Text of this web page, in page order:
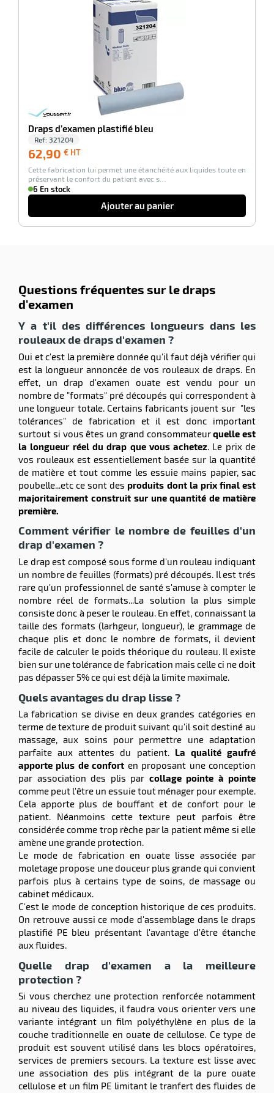
Draps d’examen plastifié bleu
Ref: 321204
62,90 € HT
HT
Cette fabrication lui permet une étanchéité aux liquides toute en
préservant le confort du patient avec s…
6 En stock
Ajouter au panier
Questions fréquentes sur le draps
d'examen
Y a t'il des différences longueurs dans les
rouleaux de draps d'examen ?
Oui et c'est la première donnée qu'il faut déjà vérifier qui
est la longueur annoncée de vos rouleaux de draps. En
effet, un drap d'examen ouate est vendu pour un
nombre de "formats" pré découpés qui correspondent à
une longueur totale. Certains fabricants jouent sur "les
tolérances" de fabrication et il est donc important
surtout si vous êtes un grand consommateurquelle est
la longueur réel du drap que vous achetez. Le prix de
vos rouleaux est essentiellement basée sur la quantité
de matière et tout comme les essuie mains papier, sac
poubelle...etc ce sont des produits dont la prix final est
majoritairement construit sur une quantité de matière
première.
Comment vérifier le nombre de feuilles d'un
drap d'examen ?
Le drap est composé sous forme d'un rouleau indiquant
un nombre de feuilles (formats) pré découpés. Il est trés
rare qu'un professionnel de santé s'amuse à compter le
nombre réel de formats...La solution la plus simple
consiste donc à peser le rouleau. En effet, connaissant la
taille des formats (larhgeur, longueur), le grammage de
chaque plis et donc le nombre de formats, il devient
facile de calculer le poids théorique du rouleau. Il existe
bien sur une tolérance de fabrication mais celle ci ne doit
pas dépasser 5% ce qui est déjà la limite maximale.
Quels avantages du drap lisse ?
La fabrication se divise en deux grandes catégories en
terme de texture de produit suivant qu'il soit destiné au
massage, aux soins pour permettre une adaptation
parfaite aux attentes du patient. La qualité gaufré
apporte plus de confort en proposant une conception
par association des plis par collage pointe à pointe
comme peut l'être un essuie tout ménager pour exemple.
Cela apporte plus de bouffant et de confort pour le
patient. Néanmoins cette texture peut parfois être
considérée comme trop rèche par la patient même si elle
amène une grande protection.
Le mode de fabrication en ouate lisse associée par
moletage propose une douceur plus grande qui convient
parfois plus à certains type de soins, de massage ou
cabinet médicaux.
C'est le mode de conception historique de ces produits.
On retrouve aussi ce mode d'assemblage dans le draps
plastifié PE bleu présentant l'avantage d'être étanche
aux fluides.
Quelle drap d'examen a la meilleure
protection ?
Si vous cherchez une protection renforcée notamment
au niveau des liquides, il faudra vous orienter vers une
variante intégrant un film polyéthylène en plus de la
couche traditionnelle en ouate de cellulose. Ce type de
produit est souvent utilisé dans les blocs opératoires,
services de premiers secours. La texture est lisse avec
une association des plis intégrant de la pure ouate
cellulose et un film PE limitant le tranfert des fluides de